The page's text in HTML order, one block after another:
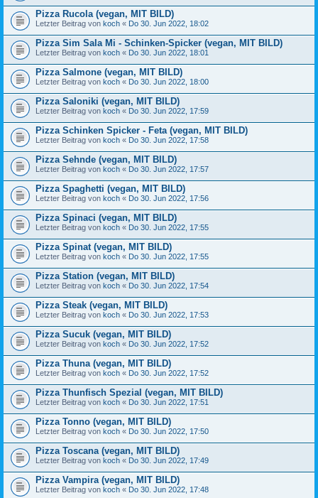
Pizza Rucola (vegan, MIT BILD)
Letzter Beitrag von koch « Do 30. Jun 2022, 18:02
Pizza Sim Sala Mi - Schinken-Spicker (vegan, MIT BILD)
Letzter Beitrag von koch « Do 30. Jun 2022, 18:01
Pizza Salmone (vegan, MIT BILD)
Letzter Beitrag von koch « Do 30. Jun 2022, 18:00
Pizza Saloniki (vegan, MIT BILD)
Letzter Beitrag von koch « Do 30. Jun 2022, 17:59
Pizza Schinken Spicker - Feta (vegan, MIT BILD)
Letzter Beitrag von koch « Do 30. Jun 2022, 17:58
Pizza Sehnde (vegan, MIT BILD)
Letzter Beitrag von koch « Do 30. Jun 2022, 17:57
Pizza Spaghetti (vegan, MIT BILD)
Letzter Beitrag von koch « Do 30. Jun 2022, 17:56
Pizza Spinaci (vegan, MIT BILD)
Letzter Beitrag von koch « Do 30. Jun 2022, 17:55
Pizza Spinat (vegan, MIT BILD)
Letzter Beitrag von koch « Do 30. Jun 2022, 17:55
Pizza Station (vegan, MIT BILD)
Letzter Beitrag von koch « Do 30. Jun 2022, 17:54
Pizza Steak (vegan, MIT BILD)
Letzter Beitrag von koch « Do 30. Jun 2022, 17:53
Pizza Sucuk (vegan, MIT BILD)
Letzter Beitrag von koch « Do 30. Jun 2022, 17:52
Pizza Thuna (vegan, MIT BILD)
Letzter Beitrag von koch « Do 30. Jun 2022, 17:52
Pizza Thunfisch Spezial (vegan, MIT BILD)
Letzter Beitrag von koch « Do 30. Jun 2022, 17:51
Pizza Tonno (vegan, MIT BILD)
Letzter Beitrag von koch « Do 30. Jun 2022, 17:50
Pizza Toscana (vegan, MIT BILD)
Letzter Beitrag von koch « Do 30. Jun 2022, 17:49
Pizza Vampira (vegan, MIT BILD)
Letzter Beitrag von koch « Do 30. Jun 2022, 17:48